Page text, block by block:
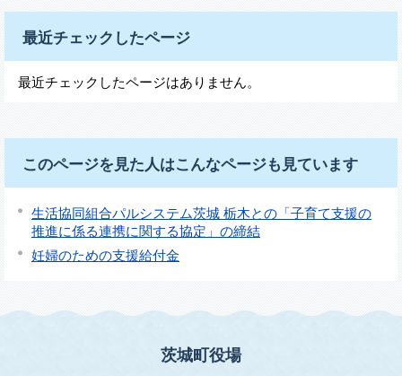
最近チェックしたページ
最近チェックしたページはありません。
このページを見た人はこんなページも見ています
生活協同組合パルシステム茨城 栃木との「子育て支援の
推進に係る連携に関する協定」の締結
妊婦のための支援給付金
茨城町役場